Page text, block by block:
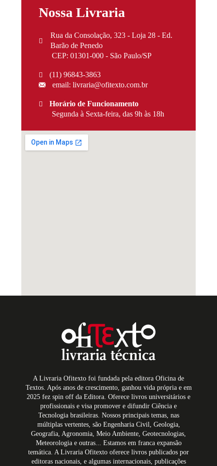
Nossa Livraria
Rua da Consolação, 323 - Loja 28 - Ed.
Barão de Penedo
CEP: 01301-000 - São Paulo/SP
(11) 96843-3863
email: livraria@ofitexto.com.br
Horário de Funcionamento
Segunda à Sexta-feira, das 9h às 18h
A Livraria Ofitexto foi fundada pela editora Oficina de
Textos. Após anos de crescimento, ganhou vida própria e em
2025 fez spin off da Editora. Oferece livros universitários e
profissionais e visa promover e difundir Ciência e
Tecnologia brasileiras. Nossos principais temas, nas
múltiplas vertentes, são Engenharia Civil, Geologia,
Geografia, Agronomia, Meio Ambiente, Geotecnologias,
Meteorologia e outras... Estamos em franca expansão
temática. A Livraria Ofitexto oferece livros publicados por
editoras nacionais, e algumas internacionais, publicações